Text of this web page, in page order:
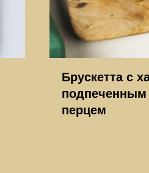
Брускетта с
подпеченным
перцем